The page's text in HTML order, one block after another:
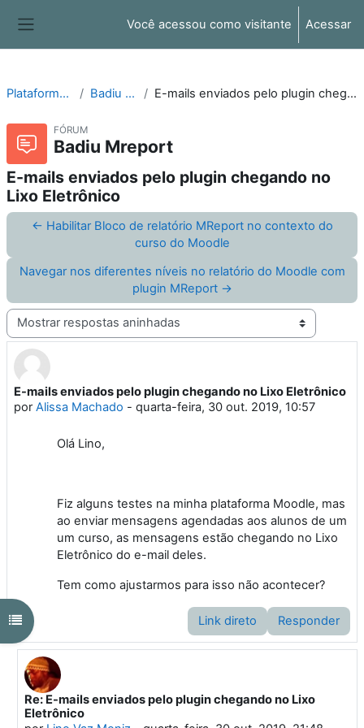
Você acessou como visitante Acessar
Abrir índice do curso
Plataforma Moodle Badiu Mreport E-mails enviados pelo plugin chegando no Lixo Eletrônico
FÓRUM
Badiu Mreport
E-mails enviados pelo plugin chegando no
Lixo Eletrônico
← Habilitar Bloco de relatório MReport no contexto do
curso do Moodle
Navegar nos diferentes níveis no relatório do Moodle com
plugin MReport →
Modo de visualização
E-mails enviados pelo plugin chegando no Lixo Eletrônico
porAlissa Machado - quarta-feira, 30 out. 2019, 10:57
Número de respostas: 4
Olá Lino,
Fiz alguns testes na minha plataforma Moodle, mas
ao enviar mensagens agendadas aos alunos de um
um curso, as mensagens estão chegando no Lixo
Eletrônico do e-mail deles.
Tem como ajustarmos para isso não acontecer?
Link direto Responder
Em resposta à Alissa Machado
Re: E-mails enviados pelo plugin chegando no Lixo
Eletrônico